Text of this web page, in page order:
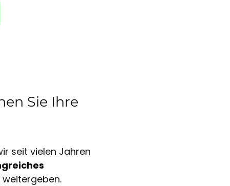
Sie Ihre
seit vielen Jahren